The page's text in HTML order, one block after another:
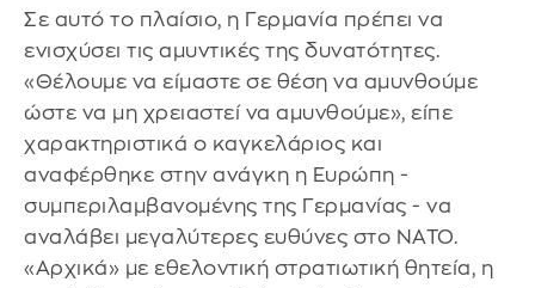
Σε αυτό το πλαίσιο, η Γερμανία πρέπει να
ενισχύσει τις αμυντικές της δυνατότητες.
«Θέλουμε να είμαστε σε θέση να αμυνθούμε
ώστε να μη χρειαστεί να αμυνθούμε», είπε
χαρακτηριστικά ο καγκελάριος και
αναφέρθηκε στην ανάγκη η Ευρώπη -
συμπεριλαμβανομένης της Γερμανίας - να
αναλάβει μεγαλύτερες ευθύνες στο ΝΑΤΟ.
«Αρχικά» με εθελοντική στρατιωτική θητεία, η